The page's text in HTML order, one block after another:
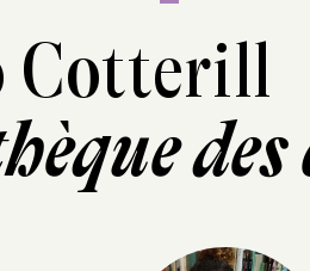
Cotterill